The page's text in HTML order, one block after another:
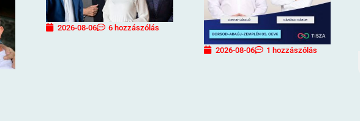
2026-08-06 6 hozzászólás
2026-08-06 1 hozzászólás